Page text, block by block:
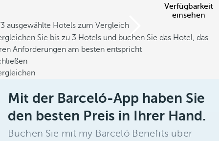
Verfügbarkeit
einsehen
ausgewählte Hotels zum Vergleich
Sie bis zu 3 Hotels und buchen Sie das Hotel, das
Anforderungen am besten entspricht
Mit der Barceló-App haben Sie
den besten Preis in Ihrer Hand.
Buchen Sie mit my Barceló Benefits über